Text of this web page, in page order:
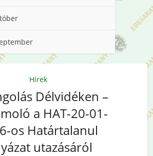
Hírek
Délvidéken –
a HAT-20-01-
os Határtalanul
utazásáról